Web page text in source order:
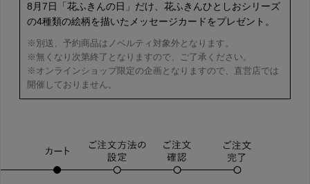
8月7日「花ふきんの日」だけ、花ふきんひとしおシリーズ
の4種類の絵柄を描いたメッセージカードをプレゼント。
※別送、予約商品はノベルティ対象外となります。
※無くなり次第終了となりますので、ご了承ください。
※オンラインショップ限定の企画となりますので、直営店では
開催しておりません。